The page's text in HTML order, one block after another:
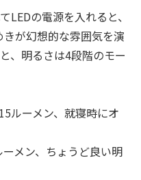
の電源を入れると、
が幻想的な雰囲気を演
、明るさは4段階のモー
ルーメン、就寝時にオ
メン、ちょうど良い明